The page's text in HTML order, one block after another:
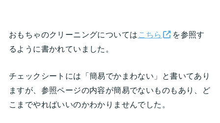
おもちゃのクリーニングについては こちら
を参照す
るように書かれていました。
チェックシートには「簡易でかまわない」と書いてあり
ますが、参照ページの内容が簡易でないものもあり、ど
こまでやればいいのかわかりませんでした。